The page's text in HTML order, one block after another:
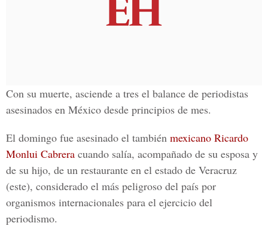
Con su muerte, asciende a tres el balance de periodistas
asesinados en México desde principios de mes.
El domingo fue asesinado el también mexicano Ricardo
Monlui Cabrera cuando salía, acompañado de su esposa y
de su hijo, de un restaurante en el estado de Veracruz
(este), considerado el más peligroso del país por
organismos internacionales para el ejercicio del
periodismo.